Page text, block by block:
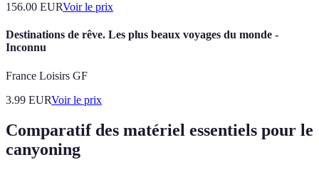
156.00 EURVoir le prix
Destinations de rêve. Les plus beaux voyages du monde -
Inconnu
France Loisirs GF
3.99 EURVoir le prix
Comparatif des matériel essentiels pour le
canyoning